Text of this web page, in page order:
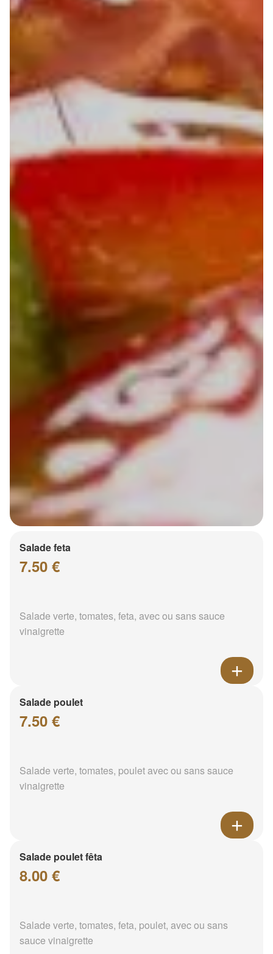
Salade feta
7.50 €
Salade verte, tomates, feta, avec ou sans sauce
vinaigrette
Salade poulet
7.50 €
Salade verte, tomates, poulet avec ou sans sauce
vinaigrette
Salade poulet fêta
8.00 €
Salade verte, tomates, feta, poulet, avec ou sans
sauce vinaigrette